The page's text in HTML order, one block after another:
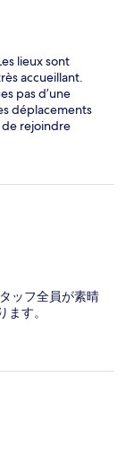
lieux sont
accueillant.
pas d’une
déplacements
de rejoindre
s’arrête tout
dollars. Le
temple se
vivement
ッフ全員が素晴
す。